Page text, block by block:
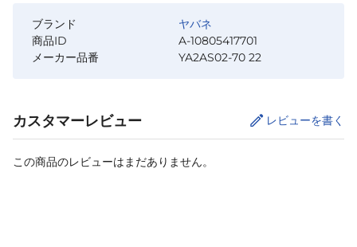
ブランド
ヤバネ
商品ID
A-10805417701
メーカー品番
YA2AS02-70 22
カスタマーレビュー レビューを書く
この商品のレビューはまだありません。